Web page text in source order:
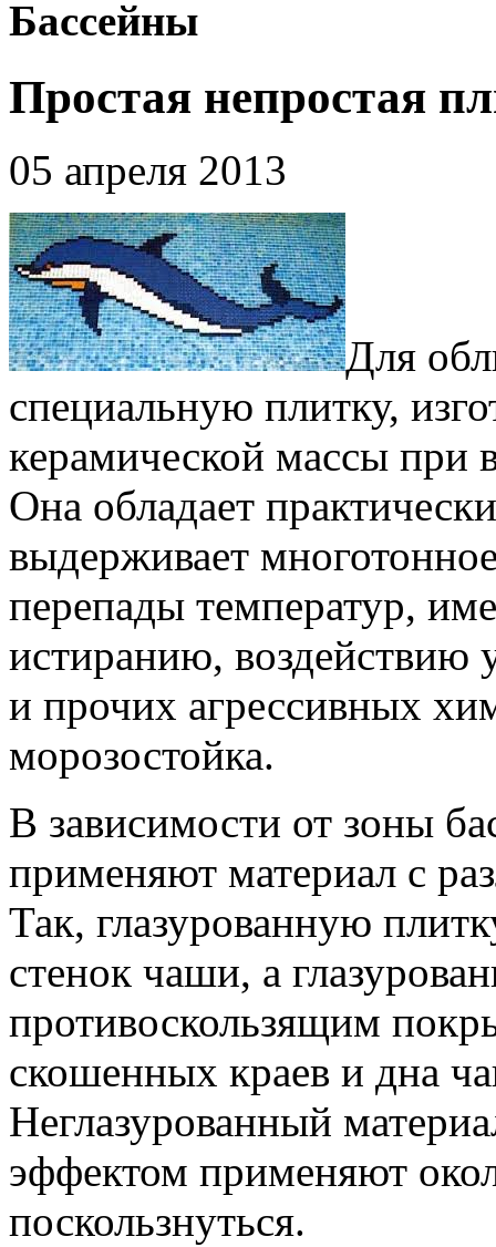
Бассейны
Простая непростая
05 апреля 2013
Для
специальную плитку,
керамической массы при
Она обладает
выдерживает
перепады температур,
истиранию, воздействию
и прочих агрессивных
морозостойка.
В зависимости от зоны
применяют материал с
Так, глазурованную
стенок чаши, а
противоскользящим
скошенных краев и дна
Неглазурованный
эффектом применяют
поскользнуться.